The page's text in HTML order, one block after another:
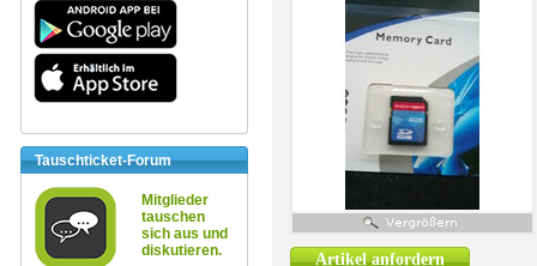
Tauschticket-Forum
Mitglieder
tauschen
sich aus und
diskutieren.
Artikel anfordern